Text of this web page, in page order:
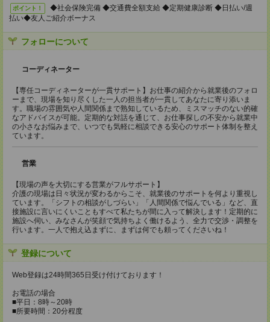
ポイント！
◆社会保険完備 ◆交通費全額支給 ◆定期健康診断 ◆日払い/週
払い◆友人ご紹介ボーナス
フォローについて
コーディネーター
【専任コーディネーターが一貫サポート】お仕事の紹介から就業後のフォロ
ーまで、現場を知り尽くした一人の担当者が一貫してあなたに寄り添いま
す。職場の雰囲気や人間関係まで熟知しているため、ミスマッチのない的確
なアドバイスが可能。定期的な対話を通じて、お仕事探しの不安から就業中
の小さなお悩みまで、いつでも気軽に相談できる安心のサポート体制を整え
ています。
営業
【現場の声を大切にする営業がフルサポート】
介護の現場は日々状況が変わるからこそ、就業後のサポートを何より重視し
ています。「シフトの相談がしづらい」「人間関係で悩んでいる」など、直
接施設に言いにくいこともすべて私たちが間に入って解決します！定期的に
施設へ伺い、みなさんが笑顔で気持ちよく働けるよう、全力で交渉・調整を
行います。一人で抱え込まずに、まずは何でも頼ってくださいね！
登録について
Web登録は24時間365日受け付けております！
お電話の場合
■平日：8時～20時
■所要時間：20分程度